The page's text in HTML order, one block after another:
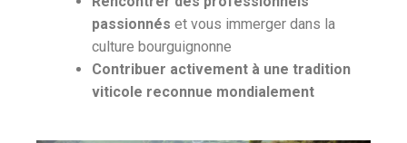
passionnés et vous immerger dans la
culture bourguignonne
Contribuer activement à une tradition
viticole reconnue mondialement